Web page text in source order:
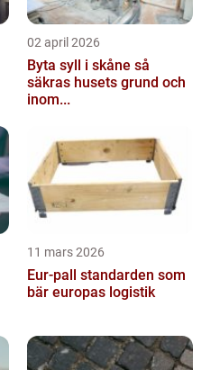
02 april 2026
Byta syll i skåne så
säkras husets grund och
inom...
11 mars 2026
Eur-pall standarden som
bär europas logistik